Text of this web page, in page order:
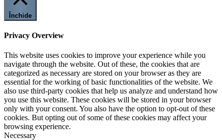
Închide
Privacy Overview
This website uses cookies to improve your experience while you
navigate through the website. Out of these, the cookies that are
categorized as necessary are stored on your browser as they are
essential for the working of basic functionalities of the website. We
also use third-party cookies that help us analyze and understand how
you use this website. These cookies will be stored in your browser
only with your consent. You also have the option to opt-out of these
cookies. But opting out of some of these cookies may affect your
browsing experience.
Necessary